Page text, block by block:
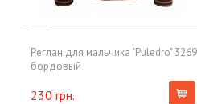
Реглан для мальчика "Puledro" 3269
бордовый
230 грн.